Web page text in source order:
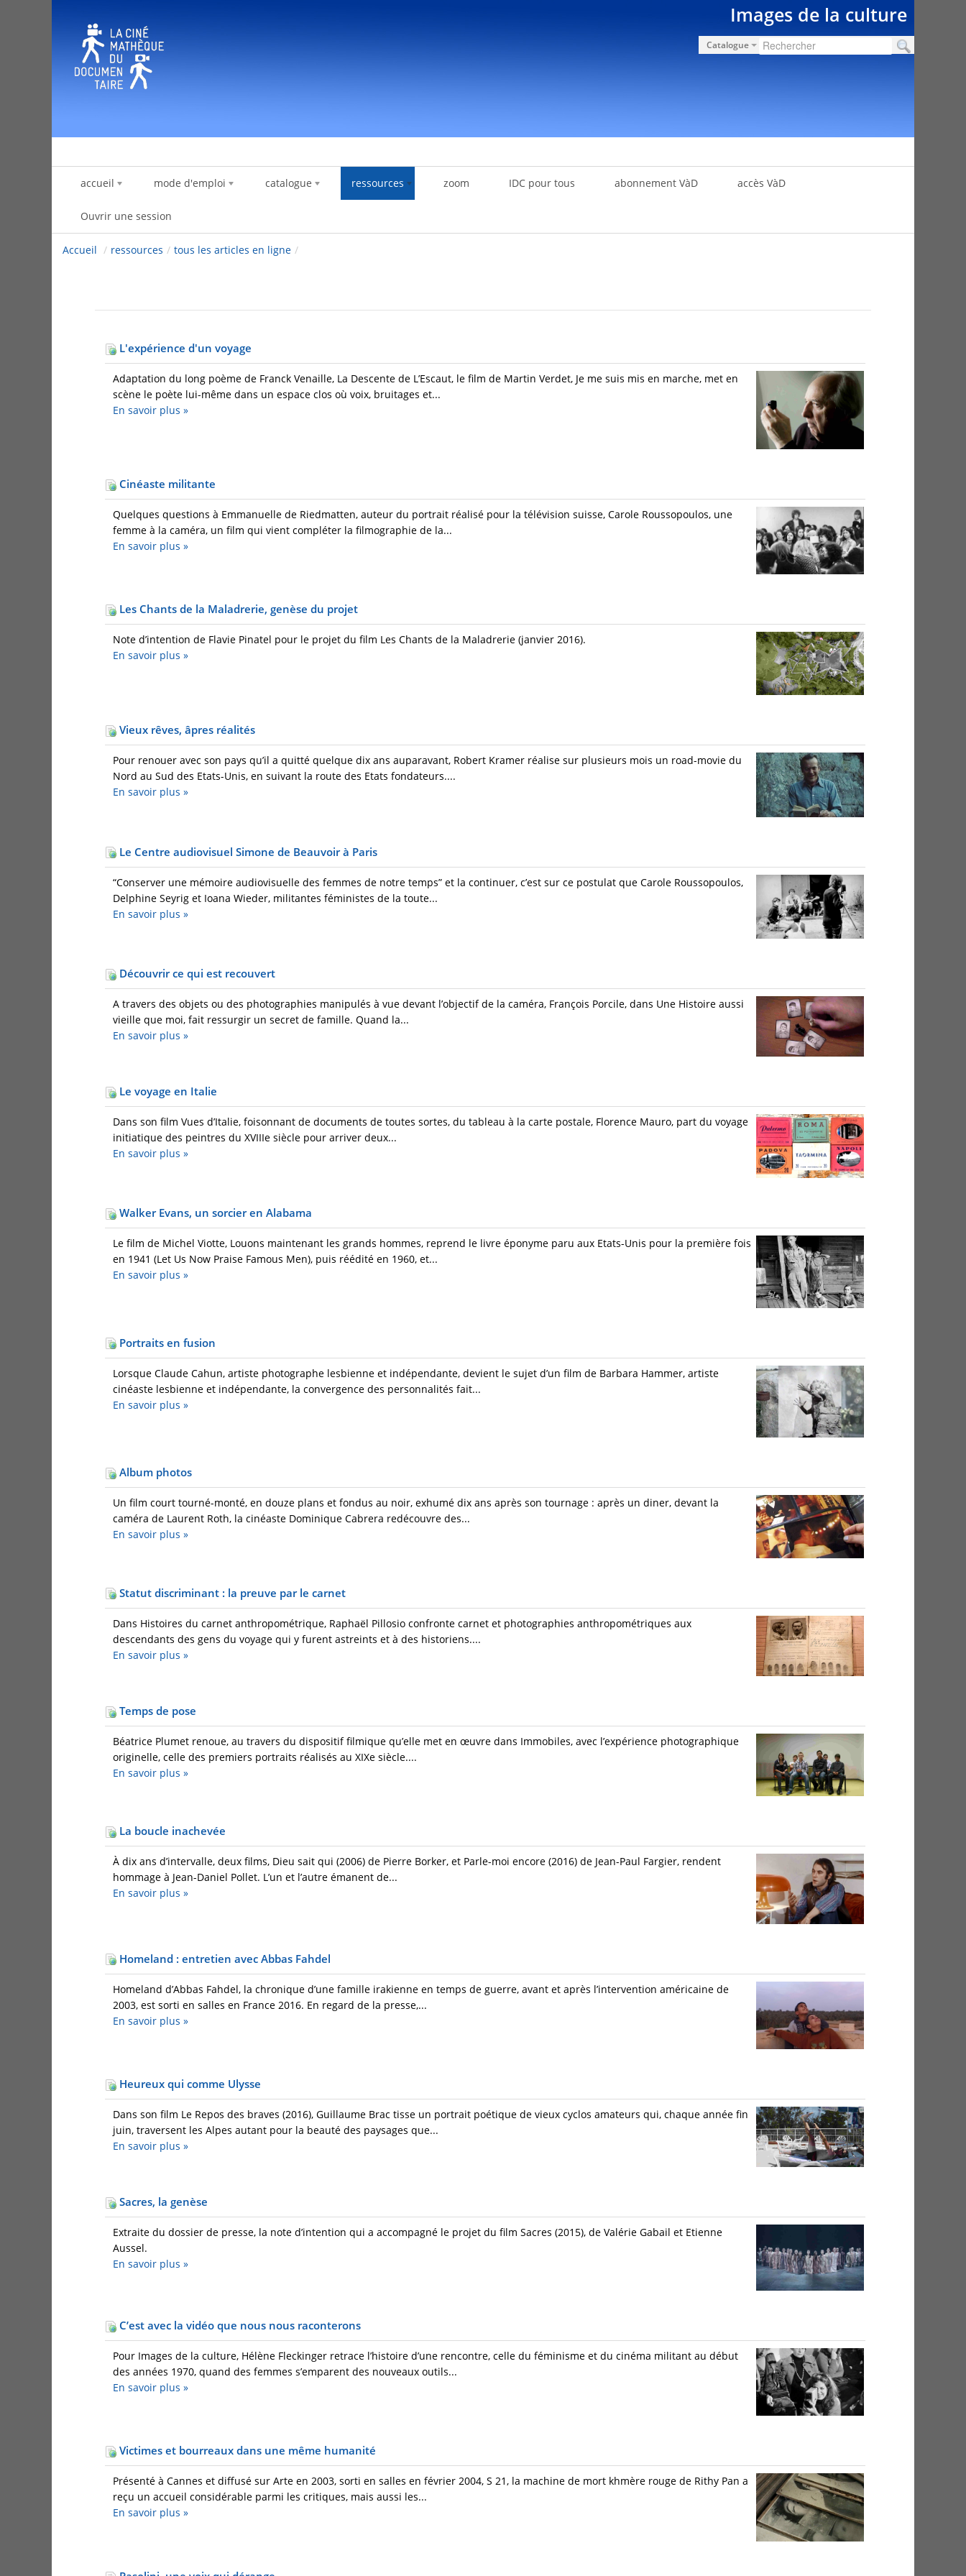
Images de la culture
Catalogue
accueil mode d'emploi catalogue ressources zoom IDC pour tous abonnement VàD accès VàD
Ouvrir une session
Accueil / ressources / tous les articles en ligne /
L'expérience d'un voyage
Adaptation du long poème de Franck Venaille, La Descente de L’Escaut, le film de Martin Verdet, Je me suis mis en marche, met en
scène le poète lui-même dans un espace clos où voix, bruitages et...
En savoir plus »
Cinéaste militante
Quelques questions à Emmanuelle de Riedmatten, auteur du portrait réalisé pour la télévision suisse, Carole Roussopoulos, une
femme à la caméra, un film qui vient compléter la filmographie de la...
En savoir plus »
Les Chants de la Maladrerie, genèse du projet
Note d’intention de Flavie Pinatel pour le projet du film Les Chants de la Maladrerie (janvier 2016).
En savoir plus »
Vieux rêves, âpres réalités
Pour renouer avec son pays qu’il a quitté quelque dix ans auparavant, Robert Kramer réalise sur plusieurs mois un road-movie du
Nord au Sud des Etats-Unis, en suivant la route des Etats fondateurs....
En savoir plus »
Le Centre audiovisuel Simone de Beauvoir à Paris
“Conserver une mémoire audiovisuelle des femmes de notre temps” et la continuer, c’est sur ce postulat que Carole Roussopoulos,
Delphine Seyrig et Ioana Wieder, militantes féministes de la toute...
En savoir plus »
Découvrir ce qui est recouvert
A travers des objets ou des photographies manipulés à vue devant l’objectif de la caméra, François Porcile, dans Une Histoire aussi
vieille que moi, fait ressurgir un secret de famille. Quand la...
En savoir plus »
Le voyage en Italie
Dans son film Vues d’Italie, foisonnant de documents de toutes sortes, du tableau à la carte postale, Florence Mauro, part du voyage
initiatique des peintres du XVIIIe siècle pour arriver deux...
En savoir plus »
Walker Evans, un sorcier en Alabama
Le film de Michel Viotte, Louons maintenant les grands hommes, reprend le livre éponyme paru aux Etats-Unis pour la première fois
en 1941 (Let Us Now Praise Famous Men), puis réédité en 1960, et...
En savoir plus »
Portraits en fusion
Lorsque Claude Cahun, artiste photographe lesbienne et indépendante, devient le sujet d’un film de Barbara Hammer, artiste
cinéaste lesbienne et indépendante, la convergence des personnalités fait...
En savoir plus »
Album photos
Un film court tourné-monté, en douze plans et fondus au noir, exhumé dix ans après son tournage : après un diner, devant la
caméra de Laurent Roth, la cinéaste Dominique Cabrera redécouvre des...
En savoir plus »
Statut discriminant : la preuve par le carnet
Dans Histoires du carnet anthropométrique, Raphaël Pillosio confronte carnet et photographies anthropométriques aux
descendants des gens du voyage qui y furent astreints et à des historiens....
En savoir plus »
Temps de pose
Béatrice Plumet renoue, au travers du dispositif filmique qu’elle met en œuvre dans Immobiles, avec l’expérience photographique
originelle, celle des premiers portraits réalisés au XIXe siècle....
En savoir plus »
La boucle inachevée
À dix ans d’intervalle, deux films, Dieu sait qui (2006) de Pierre Borker, et Parle-moi encore (2016) de Jean-Paul Fargier, rendent
hommage à Jean-Daniel Pollet. L’un et l’autre émanent de...
En savoir plus »
Homeland : entretien avec Abbas Fahdel
Homeland d’Abbas Fahdel, la chronique d’une famille irakienne en temps de guerre, avant et après l’intervention américaine de
2003, est sorti en salles en France 2016. En regard de la presse,...
En savoir plus »
Heureux qui comme Ulysse
Dans son film Le Repos des braves (2016), Guillaume Brac tisse un portrait poétique de vieux cyclos amateurs qui, chaque année fin
juin, traversent les Alpes autant pour la beauté des paysages que...
En savoir plus »
Sacres, la genèse
Extraite du dossier de presse, la note d’intention qui a accompagné le projet du film Sacres (2015), de Valérie Gabail et Etienne
Aussel.
En savoir plus »
C’est avec la vidéo que nous nous raconterons
Pour Images de la culture, Hélène Fleckinger retrace l’histoire d’une rencontre, celle du féminisme et du cinéma militant au début
des années 1970, quand des femmes s’emparent des nouveaux outils...
En savoir plus »
Victimes et bourreaux dans une même humanité
Présenté à Cannes et diffusé sur Arte en 2003, sorti en salles en février 2004, S 21, la machine de mort khmère rouge de Rithy Pan a
reçu un accueil considérable parmi les critiques, mais aussi les...
En savoir plus »